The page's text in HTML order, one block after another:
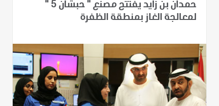
حمدان بن زايد يفتتح مصنع " حبشان 5 "
لمعالجة الغاز بمنطقة الظفرة